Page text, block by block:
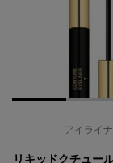
アイライ